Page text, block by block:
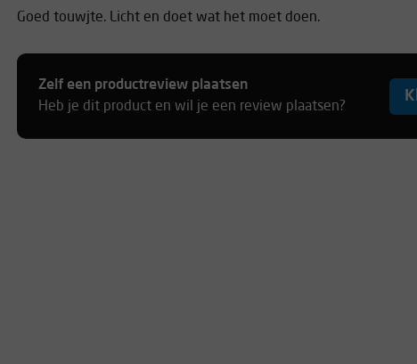
Goed touwjte. Licht en doet wat het moet doen.
Rick
Zelf een productreview plaatsen
Heb je dit product en wil je een review plaatsen?